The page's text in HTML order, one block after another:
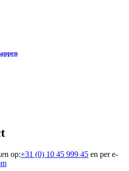
op:+31 (0) 10 45 999 45 en per e-